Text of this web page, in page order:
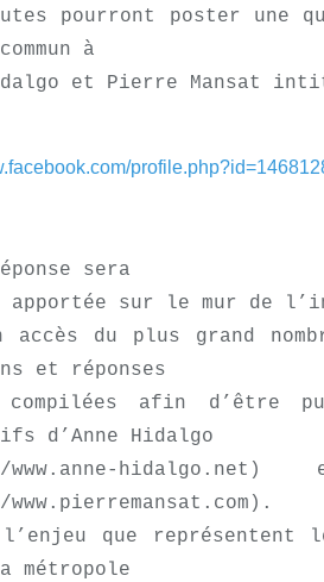
pourront poster une
à
et Pierre Mansat
sera
apportée sur le mur de
accès du plus grand
et réponses
compilées afin d’être
d’Anne Hidalgo
www.anne-
l’enjeu que représentent
métropole